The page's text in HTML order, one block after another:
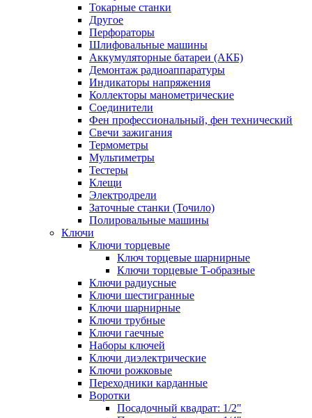
Токарные станки
Другое
Перфораторы
Шлифовальные машины
Аккумуляторные батареи (АКБ)
Демонтаж радиоаппаратуры
Индикаторы напряжения
Коллекторы манометрические
Соединители
Фен профессиональный, фен технический
Свечи зажигания
Термометры
Мультиметры
Тестеры
Клещи
Электродрели
Заточные станки (Точило)
Полировальные машины
Ключи
Ключи торцевые
Ключ торцевые шарнирные
Ключи торцевые T-образные
Ключи радиусные
Ключи шестигранные
Ключи шарнирные
Ключи трубные
Ключи гаечные
Наборы ключей
Ключи диэлектрические
Ключи рожковые
Переходники карданные
Воротки
Посадочный квадрат: 1/2"